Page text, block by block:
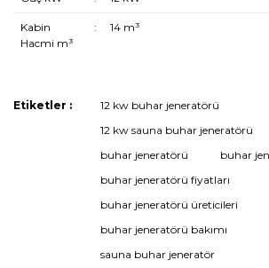
Kabin
Hacmi m³
: 14 m³
Bu ürüne ilk yorumu siz
Yorum Yaz
Etiketler :
12 kw buhar jeneratörü
12 kw sauna buhar jeneratörü
buhar jeneratörü
buhar
buhar jeneratörü fiyatları
buhar jeneratörü üreticileri
buhar jeneratörü bakımı
sauna buhar jeneratör